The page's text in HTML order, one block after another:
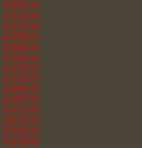
225/65/16
225/70/16
225/75/16
225/80/16
235/60/16
235/65/16
235/70/16
235/75/16
235/80/16
235/85/16
245/70/16
245/75/16
255/65/16
255/70/16